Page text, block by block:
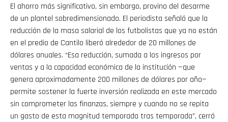
El ahorro más significativo, sin embargo, provino del desarme
de un plantel sobredimensionado. El periodista señaló que la
reducción de la masa salarial de los futbolistas que ya no están
en el predio de Cantilo liberó alrededor de 20 millones de
dólares anuales. “Esa reducción, sumada a los ingresos por
ventas y a la capacidad económica de la institución —que
genera aproximadamente 200 millones de dólares por año—
permite sostener la fuerte inversión realizada en este mercado
sin comprometer las finanzas, siempre y cuando no se repita
un gasto de esta magnitud temporada tras temporada”, cerró